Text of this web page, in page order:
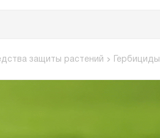
защиты растений Гербициды